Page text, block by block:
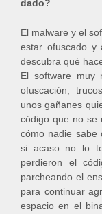
dado?
El malware y el
estar ofuscado y
descubra qué
El software muy
ofuscación,
unos gañanes
código que no se
cómo nadie sabe
si acaso no lo
perdieron el
parcheando el
para continuar
espacio en el